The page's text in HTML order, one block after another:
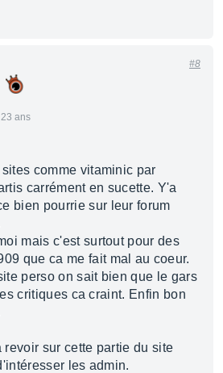
ans
#8
comme vitaminic par
carrément en sucette. Y'a
bien pourrie sur leur forum
mais c'est surtout pour des
que ca me fait mal au coeur.
perso on sait bien que le gars
critiques ca craint. Enfin bon
revoir sur cette partie du site
les admin.